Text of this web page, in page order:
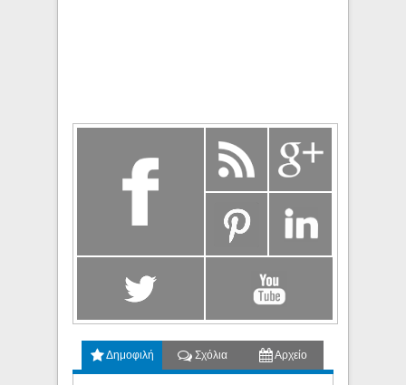
Δημοφιλή Σχόλια Αρχείο